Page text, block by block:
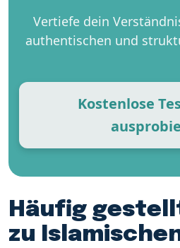
Vertiefe dein
authentischen und
Kostenlose
Häufig
zu